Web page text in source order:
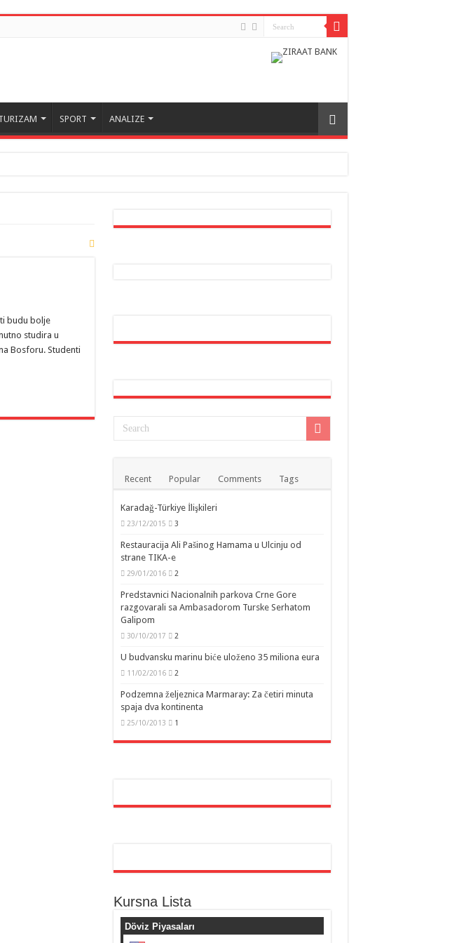
SPORT ANALIZE
ekonomskih i strateških partnera naše zemlje
budu bolje
studira u
Bosforu. Studenti
Recent Popular Comments Tags
Karadağ-Türkiye İlişkileri
23/12/2015 3
Restauracija Ali Pašinog Hamama u Ulcinju od
strane TIKA-e
29/01/2016 2
Predstavnici Nacionalnih parkova Crne Gore
razgovarali sa Ambasadorom Turske Serhatom
Galipom
30/10/2017 2
U budvansku marinu biće uloženo 35 miliona eura
11/02/2016 2
Podzemna željeznica Marmaray: Za četiri minuta
spaja dva kontinenta
25/10/2013 1
Kursna Lista